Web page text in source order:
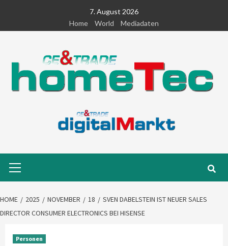
content
7. August 2026
Home
World Mediadaten
Menu
HOME 2025 NOVEMBER 18
SVEN DABELSTEIN IST NEUER SALES
DIRECTOR CONSUMER ELECTRONICS BEI HISENSE
Personen